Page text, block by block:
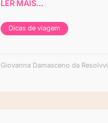
LER MAIS...
Dicas de viagem
Giovanna Damasceno da Resolvvi